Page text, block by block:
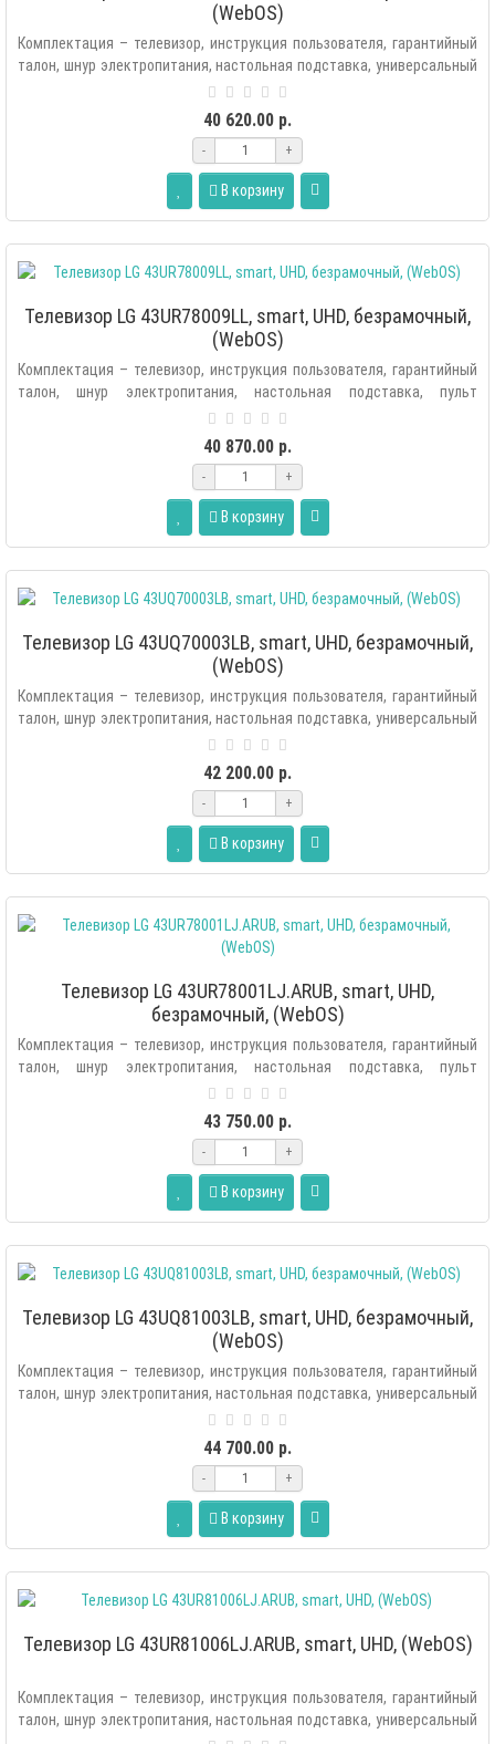
(WebOS)
Комплектация – телевизор, инструкция пользователя, гарантийный
талон, шнур электропитания, настольная подставка, универсальный
40 620.00 р.
- +
В корзину
Телевизор LG 43UR78009LL, smart, UHD, безрамочный,
(WebOS)
Комплектация – телевизор, инструкция пользователя, гарантийный
талон, шнур электропитания, настольная подставка, пульт
40 870.00 р.
- +
В корзину
Телевизор LG 43UQ70003LB, smart, UHD, безрамочный,
(WebOS)
Комплектация – телевизор, инструкция пользователя, гарантийный
талон, шнур электропитания, настольная подставка, универсальный
42 200.00 р.
- +
В корзину
Телевизор LG 43UR78001LJ.ARUB, smart, UHD,
безрамочный, (WebOS)
Комплектация – телевизор, инструкция пользователя, гарантийный
талон, шнур электропитания, настольная подставка, пульт
43 750.00 р.
- +
В корзину
Телевизор LG 43UQ81003LB, smart, UHD, безрамочный,
(WebOS)
Комплектация – телевизор, инструкция пользователя, гарантийный
талон, шнур электропитания, настольная подставка, универсальный
44 700.00 р.
- +
В корзину
Телевизор LG 43UR81006LJ.ARUB, smart, UHD, (WebOS)
Комплектация – телевизор, инструкция пользователя, гарантийный
талон, шнур электропитания, настольная подставка, универсальный